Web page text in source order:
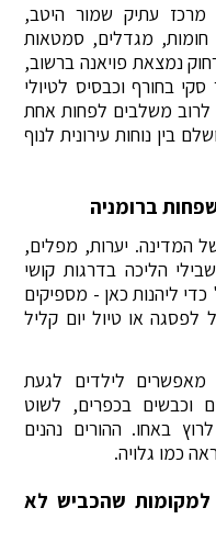
מרכז עתיק שמור היטב,
חומות, מגדלים, סמטאות
נמצאת פויאנה ברשוב,
בחורף וכבסיס לטיולי
לרוב משלבים לפחות אחת
בין נוחות עירונית לנוף
ברומניה
המדינה. יערות, מפלים,
הליכה בדרגות קושי
ליהנות כאן - מספיקים
או טיול יום קליל
מאפשרים לילדים לגעת
וכבשים בכפרים, לשוט
באחו. ההורים נהנים
כמו גלויה.
למקומות שהכביש לא